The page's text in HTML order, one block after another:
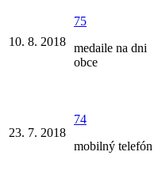
10. 8. 2018
75
medaile na dni
obce
23. 7. 2018
74
mobilný telefón